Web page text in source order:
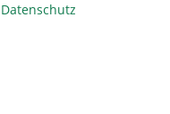
Datenschutz